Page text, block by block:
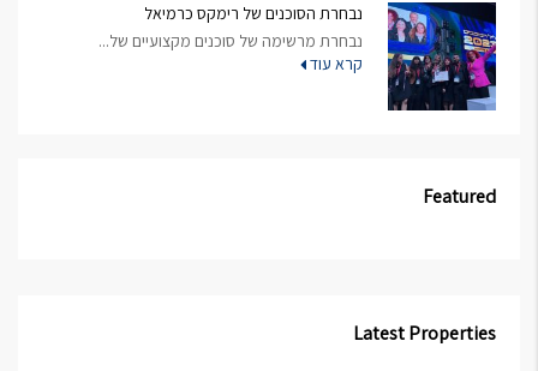
נבחרת הסוכנים של רימקס כרמיאל
נבחרת מרשימה של סוכנים מקצועיים של...
קרא עוד
Featured
Latest Properties